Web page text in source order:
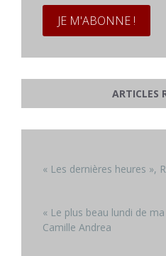
ARTICLES
« Les dernières heures »,
« Le plus beau lundi de
Camille Andrea